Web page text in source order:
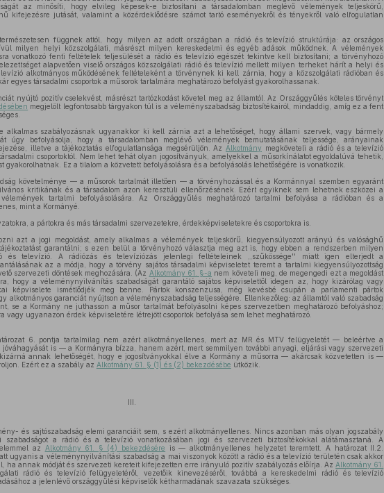
az minősíti, hogy elvileg képesek-e biztosítani a társadalomban meglévő vélemények teljeskörű,
kifejezésre jutását, valamint a közérdeklődésre számot tartó eseményekről és tényekről való elfogulatlan
függnek attól, hogy milyen az adott országban a rádió és televízió struktúrája: az országos
milyen helyi közszolgálati, másrészt milyen kereskedelmi és egyéb adások működnek. A vélemények
vonatkozó fenti feltételek teljesülését a rádió és televízió egészét tekintve kell biztosítani; a törvényhozó
alapvetően viselő országos közszolgálati rádió és televízió mellett milyen terheket hárít a helyi és
alkotmányos működésének feltételeként a törvénynek ki kell zárnia, hogy a közszolgálati rádióban és
egyes társadalmi csoportok a műsorok tartalmára meghatározó befolyást gyakorolhassanak.
nyújtó pozitív cselekvést, másrészt tartózkodást követel meg az államtól. Az Országgyűlés köteles törvényt
megjelölt legfontosabb tárgyakon túl is a véleményszabadság biztosítékairól, mindaddig, amíg ez a fent
alkalmas szabályozásnak ugyanakkor ki kell zárnia azt a lehetőséget, hogy állami szervek, vagy bármely
úgy befolyásolja, hogy a társadalomban meglévő vélemények bemutatásának teljessége, arányainak
illetve a tájékoztatás elfogulatlansága megsérüljön. Az Alkotmány megköveteli a rádió és a televízió
csoportoktól. Nem lehet tehát olyan jogosítványuk, amelyekkel a műsorkínálatot egyoldalúvá tehetik,
gyakorolhatnak. Ez a tilalom a közvetett befolyásolásra és a befolyásolás lehetőségére is vonatkozik.
követelménye — a műsorok tartalmát illetően — a törvényhozással és a Kormánnyal szemben egyaránt
kritikának és a társadalom azon keresztüli ellenőrzésének. Ezért egyiknek sem lehetnek eszközei a
tartalmi befolyásolására. Az Országgyűlés meghatározó tartalmi befolyása a rádióban és a
mint a Kormányé.
a pártokra és más társadalmi szervezetekre, érdekképviseletekre és csoportokra is.
azt a jogi megoldást, amely alkalmas a vélemények teljeskörű, kiegyensúlyozott arányú és valósághű
garantálni; s ezen belül a törvényhozó választja meg azt is, hogy ebben a rendszerben milyen
és televízió. A rádiózás és televíziózás jelenlegi feltételeinek ,,szűkössége'' miatt igen elterjedt a
az a módja, hogy a törvény sajátos társadalmi képviseletet teremt a tartalmi kiegyensúlyozottság
szervezeti döntések meghozására. (Az Alkotmány 61. §-a nem követeli meg, de megengedi ezt a megoldást
hogy a véleménynyilvánítás szabadságát garantáló sajátos képviselettől idegen az, hogy kizárólag vagy
képviselete ismétlődjék meg benne. Pártok konszenzusa, még kevésbé csupán a parlamenti pártok
alkotmányos garanciát nyújtson a véleményszabadság teljességére. Ellenkezőleg: az államtól való szabadság
se a Kormány ne juthasson a műsor tartalmát befolyásolni képes szervezetben meghatározó befolyáshoz;
vagy ugyanazon érdek képviseletére létrejött csoportok befolyása sem lehet meghatározó.
6. pontja tartalmilag nem azért alkotmányellenes, mert az MR és MTV felügyeletét — beleértve a
jóváhagyását is — a Kormányra bízza, hanem azért, mert semmilyen további anyagi, eljárási vagy szervezeti
annak lehetőségét, hogy e jogosítványokkal élve a Kormány a műsorra — akárcsak közvetetten is —
Ezért ez a szabály az Alkotmány 61. § (1) és (2) bekezdésébe ütközik.
III.
és sajtószabadság elemi garanciáit sem, s ezért alkotmányellenes. Nincs azonban más olyan jogszabály
a rádió és a televízió vonatkozásában jogi és szervezeti biztosítékokkal alátámasztaná. A
az
Alkotmány 61. § (4) bekezdésére is — alkotmányellenes helyzetet teremtett. A határozat II.2.
ugyanis a véleménynyilvánítási szabadság a mai viszonyok között a rádió és a televízió területén csak akkor
ha annak módját és szervezeti kereteit kifejezetten erre irányuló pozitív szabályozás előírja. Az Alkotmány 61.
rádió és televízió felügyeletéről, vezetőik kinevezéséről, továbbá a kereskedelmi rádió és televízió
a jelenlévő országgyűlési képviselők kétharmadának szavazata szükséges.